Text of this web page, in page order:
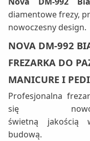
diamentowe frezy,
nowoczesny design.
NOVA DM-992
FREZARKA DO
MANICURE I
Profesjonalna
się
świetną jakością
budową.